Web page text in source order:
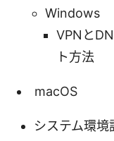
Windows
VPNと
ト方法
macOS
システム環